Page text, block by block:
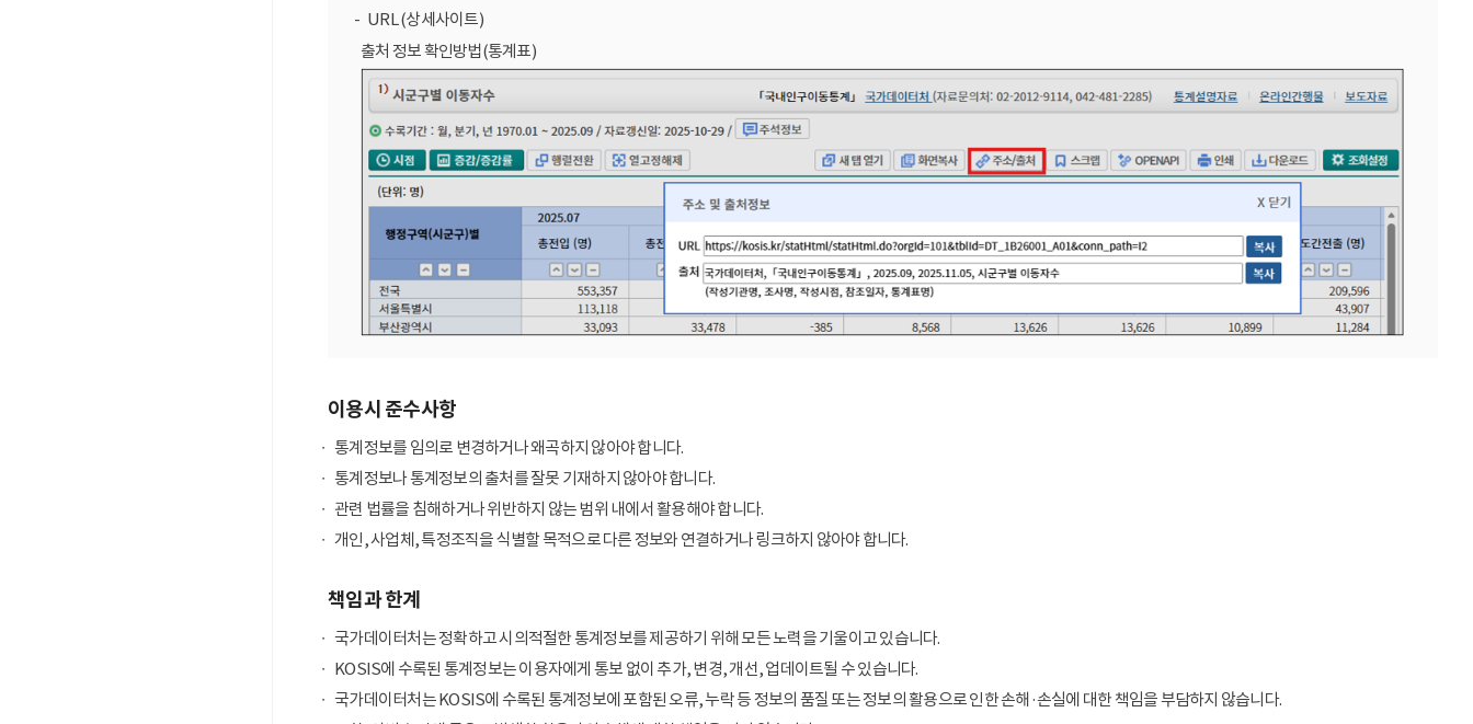
URL (상세사이트)
출처 정보 확인방법(통계표)
이용시 준수사항
통계정보를 임의로 변경하거나 왜곡하지 않아야 합니다.
통계정보나 통계정보의 출처를 잘못 기재하지 않아야 합니다.
관련 법률을 침해하거나 위반하지 않는 범위 내에서 활용해야 합니다.
개인, 사업체, 특정조직을 식별할 목적으로 다른 정보와 연결하거나 링크하지 않아야 합니다.
책임과 한계
국가데이터처는 정확하고 시의적절한 통계정보를 제공하기 위해 모든 노력을 기울이고 있습니다.
KOSIS에 수록된 통계정보는 이용자에게 통보 없이 추가, 변경, 개선, 업데이트될 수 있습니다.
국가데이터처는 KOSIS에 수록된 통계정보에 포함된 오류, 누락 등 정보의 품질 또는 정보의 활용으로 인한 손해·손실에 대한 책임을 부담하지 않습니다.